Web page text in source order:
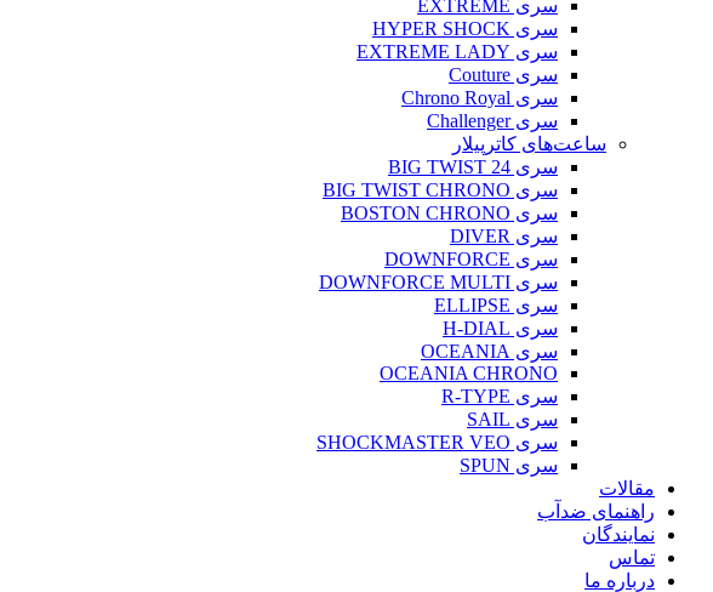
سری EXTREME
سری HYPER SHOCK
سری EXTREME LADY
سری Couture
سری Chrono Royal
سری Challenger
ساعت‌های کاترپیلار
سری BIG TWIST 24
سری BIG TWIST CHRONO
سری BOSTON CHRONO
سری DIVER
سری DOWNFORCE
سری DOWNFORCE MULTI
سری ELLIPSE
سری H-DIAL
سری OCEANIA
OCEANIA CHRONO
سری R-TYPE
سری SAIL
سری SHOCKMASTER VEO
سری SPUN
مقالات
راهنمای ضدآب
نمایندگان
تماس
درباره ما